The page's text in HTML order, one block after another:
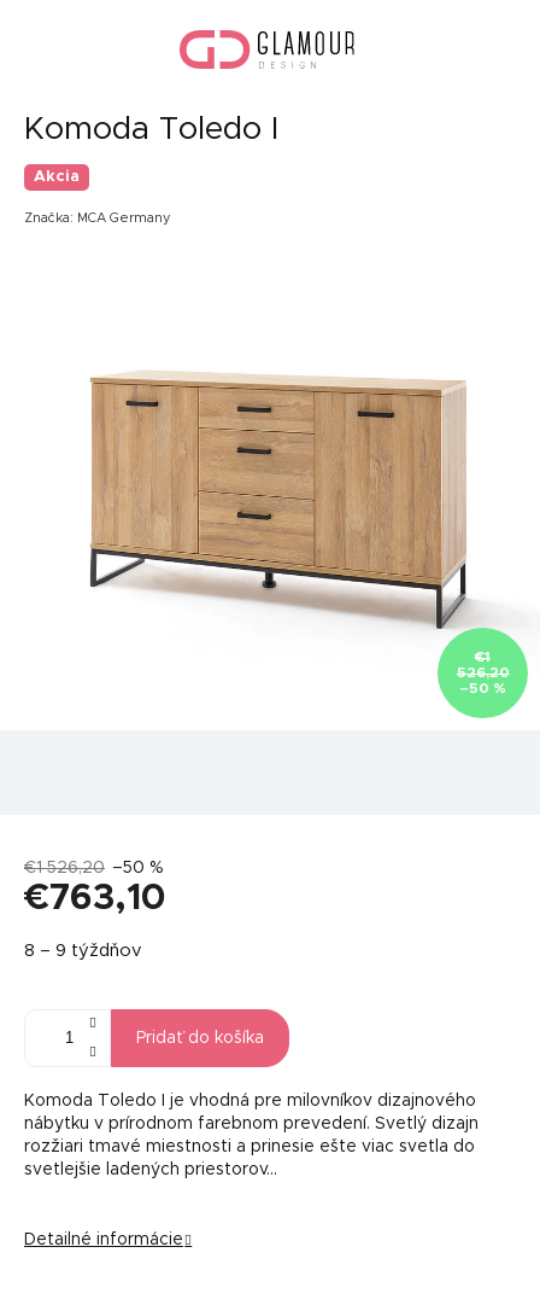
Komoda Toledo I
Akcia
Značka: MCA Germany
€1
526,20
–50 %
€1 526,20 –50 %
€763,10
cena:
8 – 9 týždňov
Pridať do košíka
Komoda Toledo I je vhodná pre milovníkov dizajnového
nábytku v prírodnom farebnom prevedení. Svetlý dizajn
rozžiari tmavé miestnosti a prinesie ešte viac svetla do
svetlejšie ladených priestorov...
Detailné informácie